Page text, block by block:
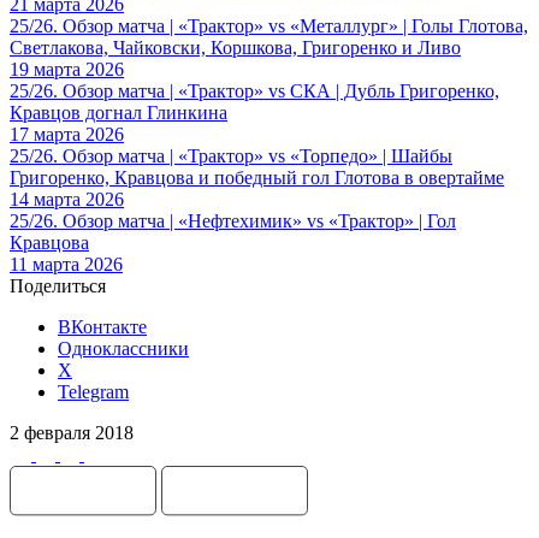
25/26. Обзор матча | «Трактор» vs «Металлург» | Голы Глотова,
Светлакова, Чайковски, Коршкова, Григоренко и Ливо
19 марта 2026
25/26. Обзор матча | «Трактор» vs СКА | Дубль Григоренко,
Кравцов догнал Глинкина
17 марта 2026
25/26. Обзор матча | «Трактор» vs «Торпедо» | Шайбы
Григоренко, Кравцова и победный гол Глотова в овертайме
14 марта 2026
25/26. Обзор матча | «Нефтехимик» vs «Трактор» | Гол
Кравцова
11 марта 2026
Поделиться
ВКонтакте
Одноклассники
X
Telegram
2 февраля 2018